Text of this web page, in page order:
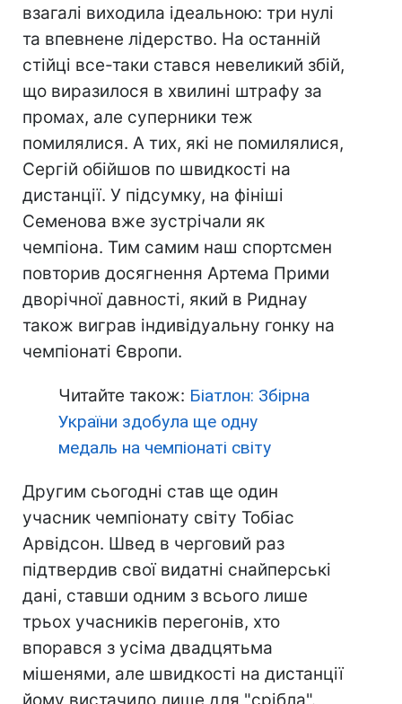
взагалі виходила ідеальною: три нулі
та впевнене лідерство. На останній
стійці все-таки стався невеликий збій,
що виразилося в хвилині штрафу за
промах, але суперники теж
помилялися. А тих, які не помилялися,
Сергій обійшов по швидкості на
дистанції. У підсумку, на фініші
Семенова вже зустрічали як
чемпіона. Тим самим наш спортсмен
повторив досягнення Артема Прими
дворічної давності, який в Риднау
також виграв індивідуальну гонку на
чемпіонаті Європи.
Читайте також: Біатлон: Збірна
України здобула ще одну
медаль на чемпіонаті світу
Другим сьогодні став ще один
учасник чемпіонату світу Тобіас
Арвідсон. Швед в черговий раз
підтвердив свої видатні снайперські
дані, ставши одним з всього лише
трьох учасників перегонів, хто
впорався з усіма двадцятьма
мішенями, але швидкості на дистанції